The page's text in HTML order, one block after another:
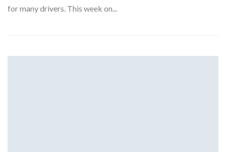
for many drivers. This week on...